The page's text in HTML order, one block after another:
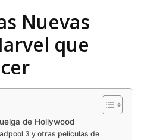
Nuevas
que
de Hollywood
3 y otras películas de